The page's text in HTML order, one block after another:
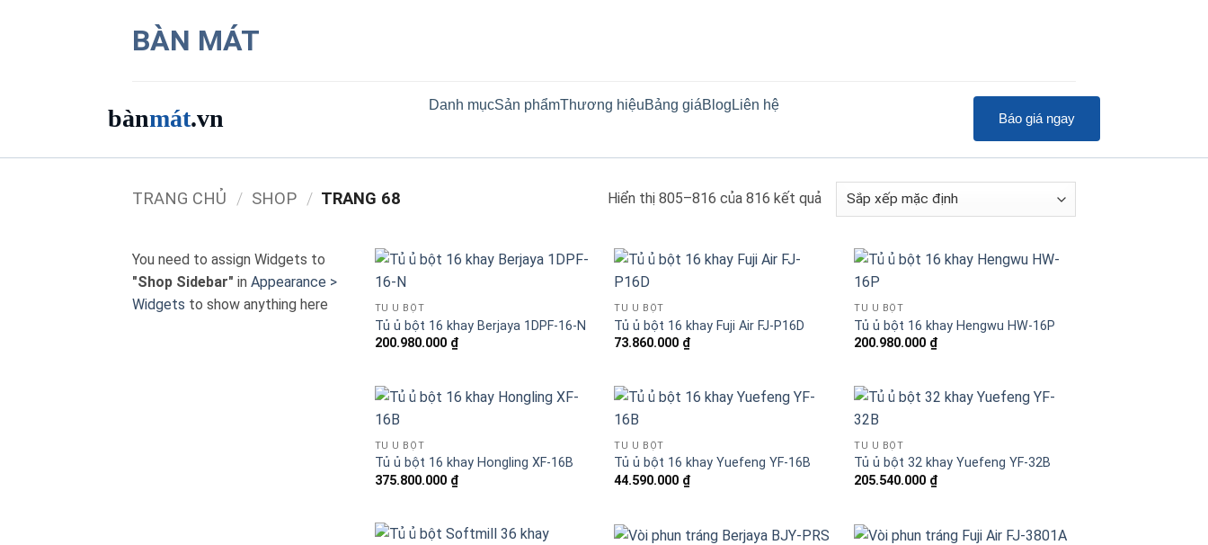
BÀN MÁT
bànmát.vn Danh mụcSản phẩmThương hiệuBảng giáBlog Liên hệ
Báo giá ngay
TRANG CHỦ / SHOP / TRANG 68 Hiển thị 805–816 của 816 kết quả
You need to assign Widgets to
"Shop Sidebar" in Appearance >
Widgets to show anything here TỦ Ủ BỘT
Tủ ủ bột 16 khay Berjaya 1DPF-16-N
200.980.000 ₫
TỦ Ủ BỘT
Tủ ủ bột 16 khay Fuji Air FJ-P16D
73.860.000 ₫
TỦ Ủ BỘT
Tủ ủ bột 16 khay Hengwu HW-16P
200.980.000 ₫
TỦ Ủ BỘT
Tủ ủ bột 16 khay Hongling XF-16B
375.800.000 ₫
TỦ Ủ BỘT
Tủ ủ bột 16 khay Yuefeng YF-16B
44.590.000 ₫
TỦ Ủ BỘT
Tủ ủ bột 32 khay Yuefeng YF-32B
205.540.000 ₫